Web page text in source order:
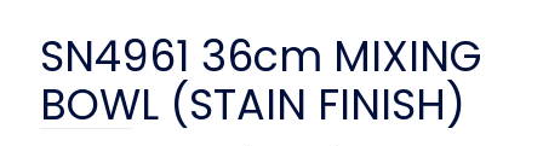
SN4961 36cm MIXING
BOWL (STAIN FINISH)